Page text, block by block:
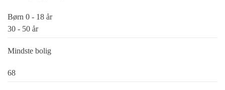
Børn 0 - 18 år
30 - 50 år
Mindste bolig
68